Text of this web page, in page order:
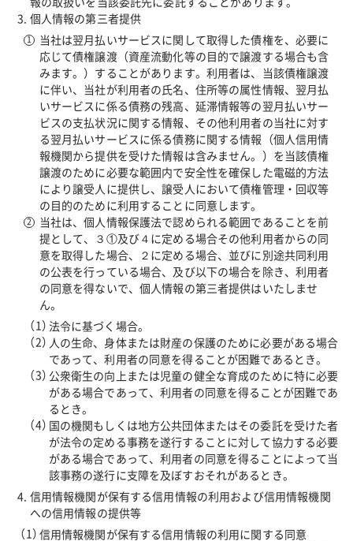
個人情報の第三者提供
当社は翌月払いサービスに関して取得した債権を、必要に
応じて債権譲渡（資産流動化等の目的で譲渡する場合も含
みます。）することがあります。利用者は、当該債権譲渡
に伴い、当社が利用者の氏名、住所等の属性情報、翌月払
いサービスに係る債務の残高、延滞情報等の翌月払いサー
ビスの支払状況に関する情報、その他利用者の当社に対す
る翌月払いサービスに係る債務に関する情報（個人信用情
報機関から提供を受けた情報は含みません。）を当該債権
譲渡のために必要な範囲内で安全性を確保した電磁的方法
により譲受人に提供し、譲受人において債権管理・回収等
の目的のために利用することに同意します。
当社は、個人情報保護法で認められる範囲であることを前
提として、３①及び４に定める場合その他利用者からの同
意を取得した場合、２に定める場合、並びに別途共同利用
の公表を行っている場合、及び以下の場合を除き、利用者
の同意を得ないで、個人情報の第三者提供はいたしませ
ん。
法令に基づく場合。
人の生命、身体または財産の保護のために必要がある場合
であって、利用者の同意を得ることが困難であるとき。
公衆衛生の向上または児童の健全な育成のために特に必要
がある場合であって、利用者の同意を得ることが困難であ
るとき。
国の機関もしくは地方公共団体またはその委託を受けた者
が法令の定める事務を遂行することに対して協力する必要
がある場合であって、利用者の同意を得ることによって当
該事務の遂行に支障を及ぼすおそれがあるとき。
信用情報機関が保有する信用情報の利用および信用情報機関
への信用情報の提供等
信用情報機関が保有する信用情報の利用に関する同意